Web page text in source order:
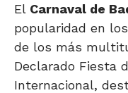
El Carnaval de
popularidad en
de los más
Declarado Fiesta
Internacional,